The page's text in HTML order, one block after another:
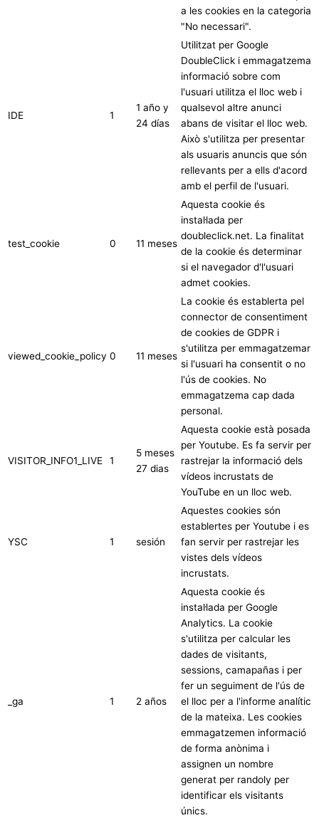
a les cookies en la categoria
"No necessari".
IDE 1
1 año y
24 días
Utilitzat per Google
DoubleClick i emmagatzema
informació sobre com
l'usuari utilitza el lloc web i
qualsevol altre anunci
abans de visitar el lloc web.
Això s'utilitza per presentar
als usuaris anuncis que són
rellevants per a ells d'acord
amb el perfil de l'usuari.
test_cookie 0 11 meses
Aquesta cookie és
instal·lada per
doubleclick.net. La finalitat
de la cookie és determinar
si el navegador d'l'usuari
admet cookies.
viewed_cookie_policy 0 11 meses
La cookie és establerta pel
connector de consentiment
de cookies de GDPR i
s'utilitza per emmagatzemar
si l'usuari ha consentit o no
l'ús de cookies. No
emmagatzema cap dada
personal.
VISITOR_INFO1_LIVE 1
5 meses
27 dias
Aquesta cookie està posada
per Youtube. Es fa servir per
rastrejar la informació dels
vídeos incrustats de
YouTube en un lloc web.
YSC 1 sesión
Aquestes cookies són
establertes per Youtube i es
fan servir per rastrejar les
vistes dels vídeos
incrustats.
_ga 1 2 años
Aquesta cookie és
instal·lada per Google
Analytics. La cookie
s'utilitza per calcular les
dades de visitants,
sessions, camapañas i per
fer un seguiment de l'ús de
el lloc per a l'informe analític
de la mateixa. Les cookies
emmagatzemen informació
de forma anònima i
assignen un nombre
generat per randoly per
identificar els visitants
únics.